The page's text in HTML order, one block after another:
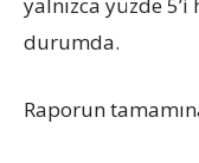
durumda.
Raporun